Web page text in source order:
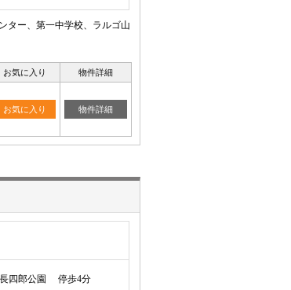
ター、第一中学校、ラルゴ山
お気に入り 物件詳細
お気に入り 物件詳細
四郎公園 停歩4分